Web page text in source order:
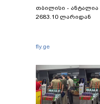
თბილისი - ანტალია
2683.10 ლარიდან
fly.ge